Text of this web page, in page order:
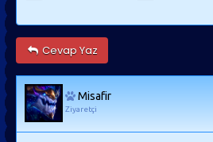
Cevap Yaz
Misafir
Ziyaretçi